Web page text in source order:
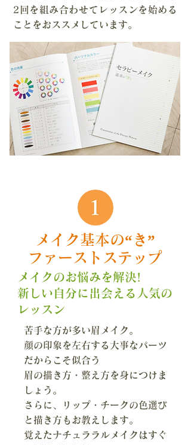
2回を組み合わせてレッスンを始める
ことをおススメしています。
メイク基本の“き”
ファーストステップ
メイクのお悩みを解決!
新しい自分に出会える人気の
レッスン
苦手な方が多い眉メイク。
顔の印象を左右する大事なパーツ
だからこそ似合う
眉の描き方・整え方を身につけま
しょう。
さらに、リップ・チークの色選び
と描き方もお教えします。
覚えたナチュララルメイクはすぐ